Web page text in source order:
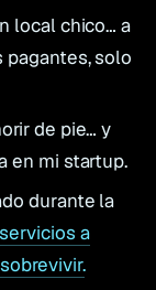
local chico… a
solo
de pie… y
en mi startup.
durante la
a